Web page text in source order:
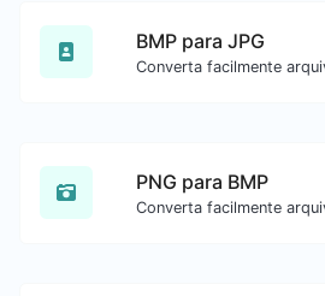
BMP para JPG
PNG para BMP